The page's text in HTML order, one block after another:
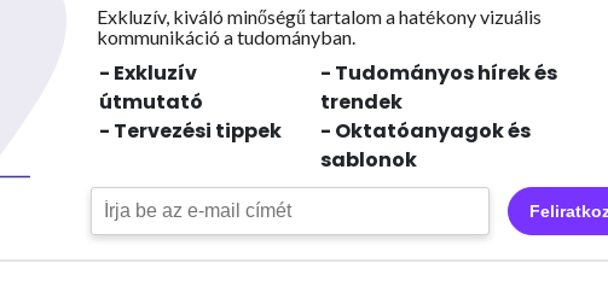
Exkluzív, kiváló minőségű tartalom a hatékony vizuális
kommunikáció a tudományban.
- Exkluzív
útmutató
- Tervezési tippek
- Tudományos hírek és
trendek
- Oktatóanyagok és
sablonok